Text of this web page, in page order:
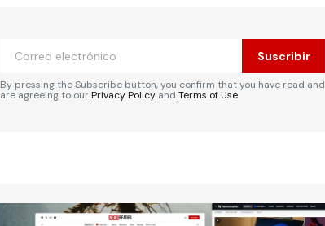
Suscribir
By pressing the Subscribe button, you confirm that you have read and
are agreeing to ourPrivacy Policy and Terms of Use